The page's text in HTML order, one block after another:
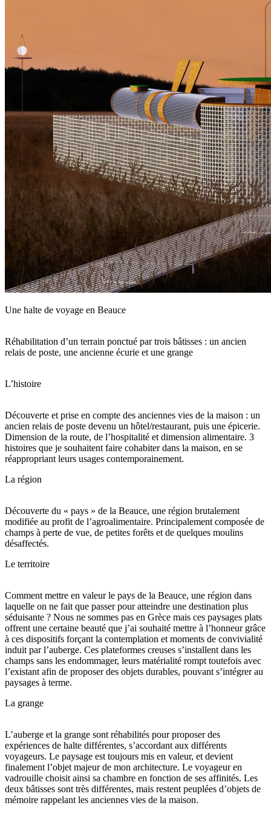
Une halte de voyage en Beauce
Réhabilitation d’un terrain ponctué par trois bâtisses : un ancien
relais de poste, une ancienne écurie et une grange
L’histoire
Découverte et prise en compte des anciennes vies de la maison : un
ancien relais de poste devenu un hôtel/restaurant, puis une épicerie.
Dimension de la route, de l’hospitalité et dimension alimentaire. 3
histoires que je souhaitent faire cohabiter dans la maison, en se
réappropriant leurs usages contemporainement.
La région
Découverte du « pays » de la Beauce, une région brutalement
modifiée au profit de l’agroalimentaire. Principalement composée de
champs à perte de vue, de petites forêts et de quelques moulins
désaffectés.
Le territoire
Comment mettre en valeur le pays de la Beauce, une région dans
laquelle on ne fait que passer pour atteindre une destination plus
séduisante ? Nous ne sommes pas en Grèce mais ces paysages plats
offrent une certaine beauté que j’ai souhaité mettre à l’honneur grâce
à ces dispositifs forçant la contemplation et moments de convivialité
induit par l’auberge. Ces plateformes creuses s’installent dans les
champs sans les endommager, leurs matérialité rompt toutefois avec
l’existant afin de proposer des objets durables, pouvant s’intégrer au
paysages à terme.
La grange
L’auberge et la grange sont réhabilités pour proposer des
expériences de halte différentes, s’accordant aux différents
voyageurs. Le paysage est toujours mis en valeur, et devient
finalement l’objet majeur de mon architecture. Le voyageur en
vadrouille choisit ainsi sa chambre en fonction de ses affinités. Les
deux bâtisses sont très différentes, mais restent peuplées d’objets de
mémoire rappelant les anciennes vies de la maison.